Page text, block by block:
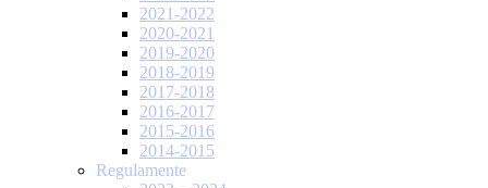
2021-2022
2020-2021
2019-2020
2018-2019
2017-2018
2016-2017
2015-2016
2014-2015
Regulamente